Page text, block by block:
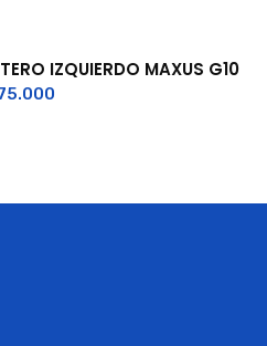
IZQUIERDO MAXUS G10